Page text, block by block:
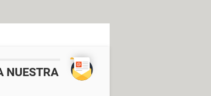
NUESTRA